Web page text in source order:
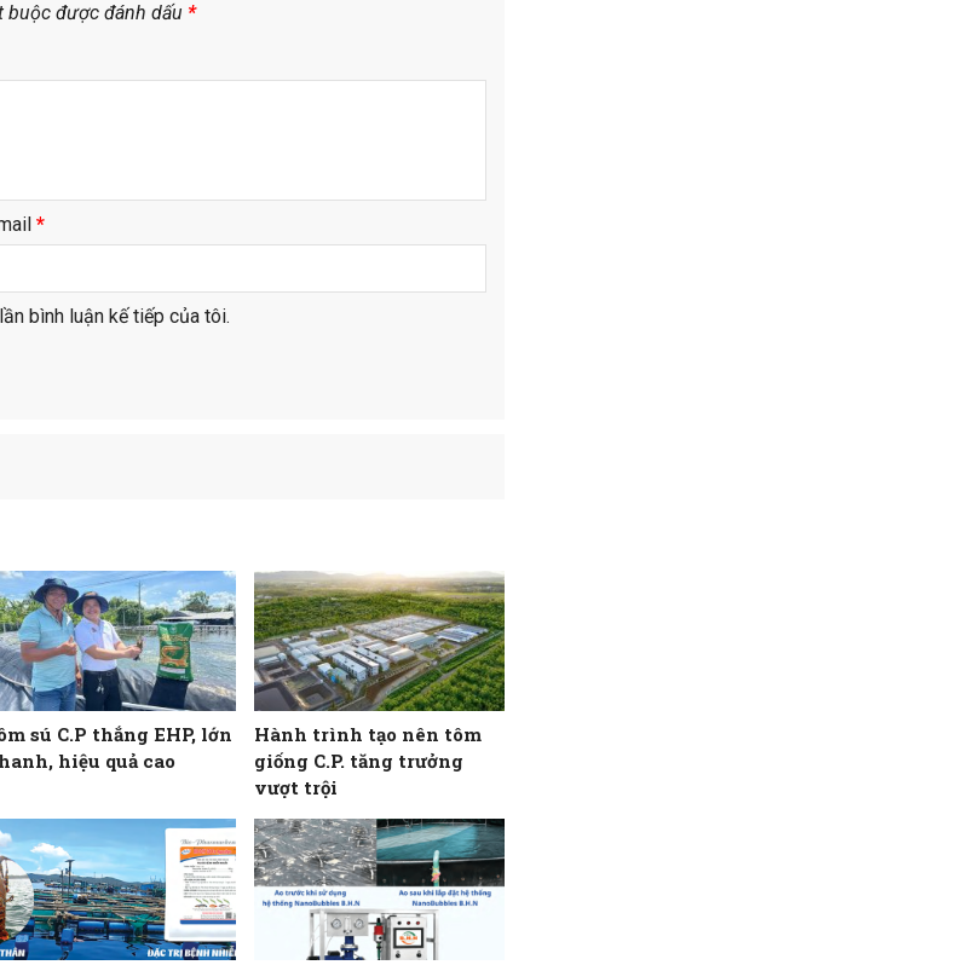
buộc được đánh dấu *
*
bình luận kế tiếp của tôi.
sú C.P thắng EHP, lớn
hiệu quả cao
Hành trình tạo nên tôm
giống C.P. tăng trưởng
vượt trội